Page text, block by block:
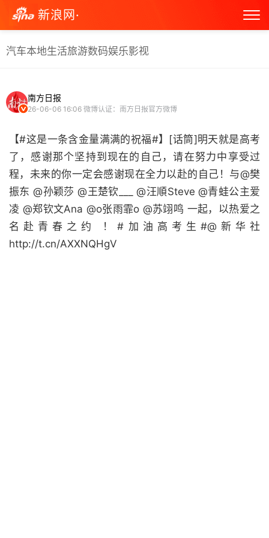
新浪网·
汽车本地生活旅游数码娱乐影视
南方日报
26-06-06 16:06 微博认证：南方日报官方微博
【#这是一条含金量满满的祝福#】[话筒]明天就是高考
了，感谢那个坚持到现在的自己，请在努力中享受过
程，未来的你一定会感谢现在全力以赴的自己！与@樊
振东 @孙颖莎 @王楚钦___ @汪順Steve @青蛙公主爱
凌 @郑钦文Ana @o张雨霏o @苏翊鸣 一起，以热爱之
名赴青春之约 ！#加油高考生#@新华社
http://t.cn/AXXNQHgV